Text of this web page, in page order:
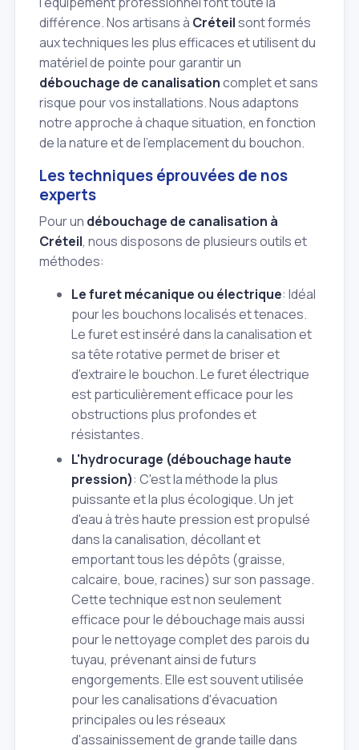
différence. Nos artisans à Créteilsont formés
aux techniques les plus efficaces et utilisent du
matériel de pointe pour garantir un
débouchage de canalisationcomplet et sans
risque pour vos installations. Nous adaptons
notre approche à chaque situation, en fonction
de la nature et de l'emplacement du bouchon.
Les techniques éprouvées de nos
experts
Pour un débouchage de canalisation à
Créteil, nous disposons de plusieurs outils et
méthodes:
Le furet mécanique ou électrique: Idéal
pour les bouchons localisés et tenaces.
Le furet est inséré dans la canalisation et
sa tête rotative permet de briser et
d'extraire le bouchon. Le furet électrique
est particulièrement efficace pour les
obstructions plus profondes et
résistantes.
L'hydrocurage (débouchage haute
pression): C'est la méthode la plus
puissante et la plus écologique. Un jet
d'eau à très haute pression est propulsé
dans la canalisation, décollant et
emportant tous les dépôts (graisse,
calcaire, boue, racines) sur son passage.
Cette technique est non seulement
efficace pour le débouchage mais aussi
pour le nettoyage complet des parois du
tuyau, prévenant ainsi de futurs
engorgements. Elle est souvent utilisée
pour les canalisations d'évacuation
principales ou les réseaux
d'assainissement de grande taille dans